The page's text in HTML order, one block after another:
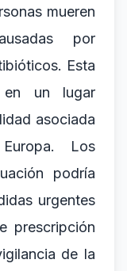
mueren
por
Esta
en un lugar
asociada
Los
podría
urgentes
prescripción
de la